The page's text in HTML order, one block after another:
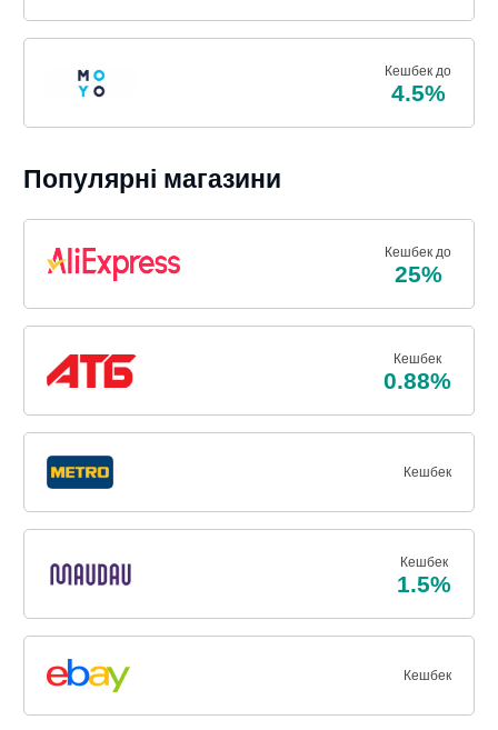
Кешбек до
4.5%
Популярні магазини
Кешбек до
25%
Кешбек
0.88%
Кешбек
Кешбек
1.5%
Кешбек